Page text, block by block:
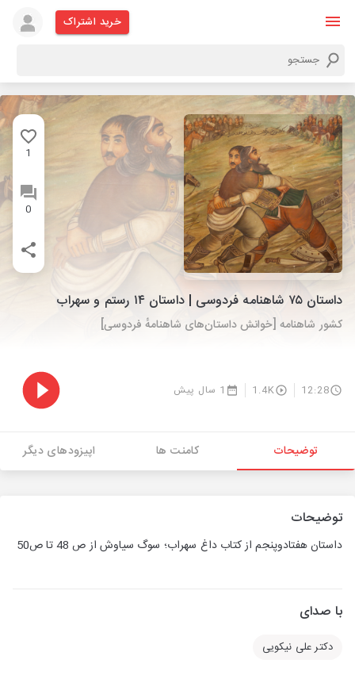
خرید اشتراک
1
0
داستان ۷۵ شاهنامه فردوسی | داستان ۱۴ رستم و سهراب
کشور شاهنامه [خوانش داستان‌های شاهنامهٔ فردوسی]
12:28
1.4K 1 سال پیش
توضیحات کامنت ها اپیزودهای دیگر
توضیحات
داستان هفتادوپنجم از کتاب داغ سهراب؛ سوگ سیاوش از ص 48 تا ص50
با صدای
دکتر علی نیکویی